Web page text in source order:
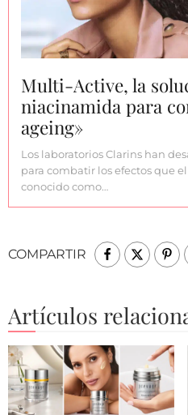
Multi-Active, la
niacinamida para
ageing»
Los laboratorios Clarins han
para combatir los efectos que
conocido como…
COMPARTIR
Artículos